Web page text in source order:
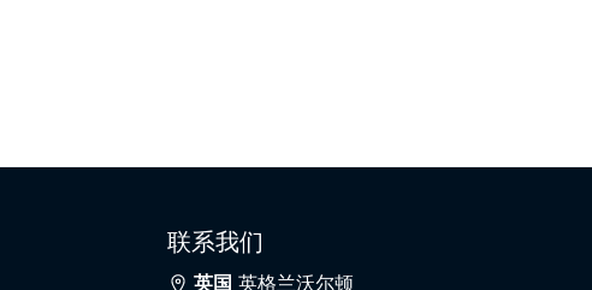
联系我们
英国 英格兰沃尔顿